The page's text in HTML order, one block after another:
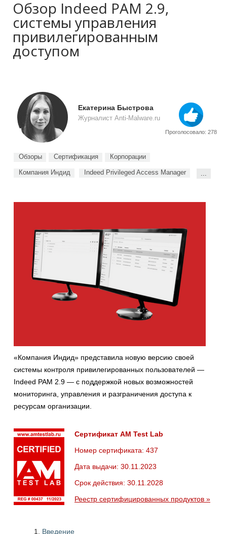
Обзор Indeed PAM 2.9,
системы управления
привилегированным
доступом
Екатерина Быстрова
Журналист Anti-Malware.ru
Проголосовало: 278
Обзоры Сертификация Корпорации
Компания Индид Indeed Privileged Access Manager ...
«Компания Индид» представила новую версию своей
системы контроля привилегированных пользователей —
Indeed PAM 2.9 — с поддержкой новых возможностей
мониторинга, управления и разграничения доступа к
ресурсам организации.
Сертификат AM Test Lab
Номер сертификата: 437
Дата выдачи: 30.11.2023
Срок действия: 30.11.2028
Реестр сертифицированных продуктов »
Введение